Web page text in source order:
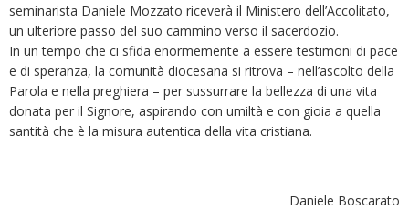
seminarista Daniele Mozzato riceverà il Ministero dell’Accolitato,
un ulteriore passo del suo cammino verso il sacerdozio.
In un tempo che ci sfida enormemente a essere testimoni di pace
e di speranza, la comunità diocesana si ritrova – nell’ascolto della
Parola e nella preghiera – per sussurrare la bellezza di una vita
donata per il Signore, aspirando con umiltà e con gioia a quella
santità che è la misura autentica della vita cristiana.
Daniele Boscarato